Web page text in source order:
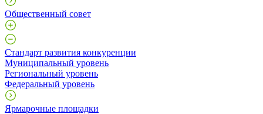
Общественный совет
Стандарт развития конкуренции
Муниципальный уровень
Региональный уровень
Федеральный уровень
Ярмарочные площадки